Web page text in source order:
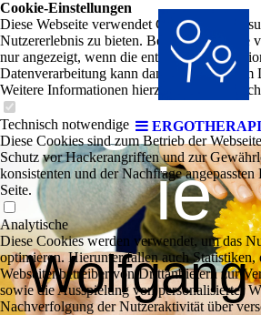
ie
Cookie-Einstellungen
Diese Webseite verwendet Cookies, um
Nutzererlebnis zu bieten. Bestimmte Inhalte
nur angezeigt, wenn die entsprechende
Datenverarbeitung kann dann auch in einem
Weitere Informationen hierzu in der
Technisch notwendige
Diese Cookies sind zum Betrieb der
Schutz vor Hackerangriffen und zur
konsistenten und der Nachfrage
Seite.
Analytische
Diese Cookies werden verwendet, um das
optimieren. Hierunter fallen auch Statistiken,
Webseitenbetreiber von Drittanbietern zur
sowie die Ausspielung von personalisierter
Nachverfolgung der Nutzeraktivität über